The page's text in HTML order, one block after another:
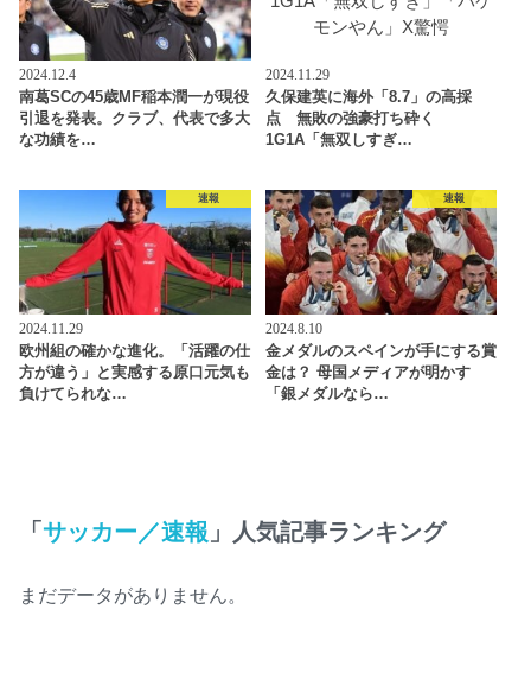
2024.12.4
南葛SCの45歳MF稲本潤一が現役
引退を発表。クラブ、代表で多大
な功績を…
2024.11.29
久保建英に海外「8.7」の高採
点 無敗の強豪打ち砕く
1G1A「無双しすぎ…
速報
2024.11.29
欧州組の確かな進化。「活躍の仕
方が違う」と実感する原口元気も
負けてられな…
速報
2024.8.10
金メダルのスペインが手にする賞
金は？ 母国メディアが明かす
「銀メダルなら…
「サッカー／速報 」人気記事ランキング
まだデータがありません。